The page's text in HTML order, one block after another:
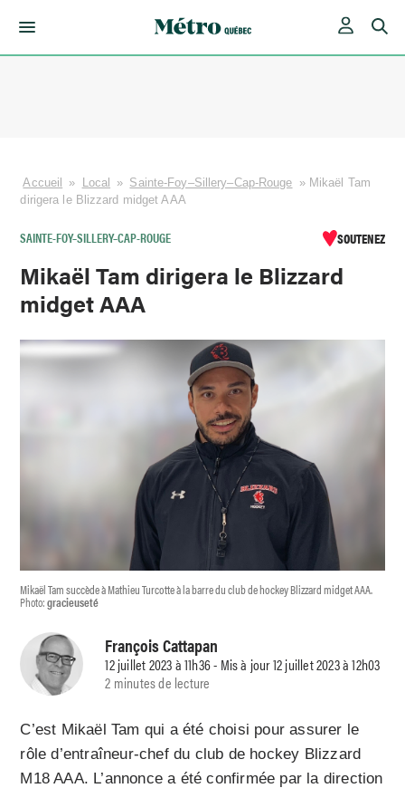
Accueil » Local » Sainte-Foy–Sillery–Cap-Rouge » Mikaël Tam
dirigera le Blizzard midget AAA
SAINTE-FOY–SILLERY–CAP-ROUGE SOUTENEZ
Mikaël Tam dirigera le Blizzard
midget AAA
Mikaël Tam succède à Mathieu Turcotte à la barre du club de hockey Blizzard midget AAA.
Photo:gracieuseté
François Cattapan
12 juillet 2023 à 11h36 - Mis à jour 12 juillet 2023 à 12h03
2 minutes de lecture
C’est Mikaël Tam qui a été choisi pour assurer le
rôle d’entraîneur-chef du club de hockey Blizzard
M18 AAA. L’annonce a été confirmée par la direction